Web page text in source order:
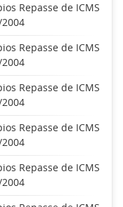
Repasse de ICMS
Repasse de ICMS
Repasse de ICMS
Repasse de ICMS
Repasse de ICMS